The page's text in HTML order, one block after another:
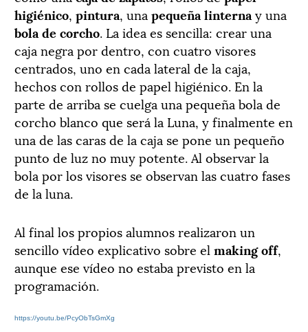
higiénico, pintura, una pequeña linterna y una
bola de corcho. La idea es sencilla: crear una
caja negra por dentro, con cuatro visores
centrados, uno en cada lateral de la caja,
hechos con rollos de papel higiénico. En la
parte de arriba se cuelga una pequeña bola de
corcho blanco que será la Luna, y finalmente en
una de las caras de la caja se pone un pequeño
punto de luz no muy potente. Al observar la
bola por los visores se observan las cuatro fases
de la luna.
Al final los propios alumnos realizaron un
sencillo vídeo explicativo sobre el making off,
aunque ese vídeo no estaba previsto en la
programación.
https://youtu.be/PcyObTsGmXg